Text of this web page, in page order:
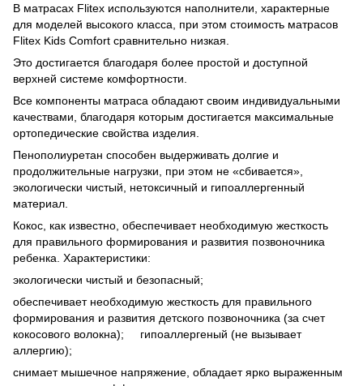
В матрасах Flitex используются наполнители, характерные
для моделей высокого класса, при этом стоимость матрасов
Flitex Kids Comfort сравнительно низкая.
Это достигается благодаря более простой и доступной
верхней системе комфортности.
Все компоненты матраса обладают своим индивидуальными
качествами, благодаря которым достигается максимальные
ортопедические свойства изделия.
Пенополиуретан способен выдерживать долгие и
продолжительные нагрузки, при этом не «сбивается»,
экологически чистый, нетоксичный и гипоаллергенный
материал.
Кокос, как известно, обеспечивает необходимую жесткость
для правильного формирования и развития позвоночника
ребенка. Характеристики:
экологически чистый и безопасный;
обеспечивает необходимую жесткость для правильного
формирования и развития детского позвоночника (за счет
кокосового волокна); гипоаллергеный (не вызывает
аллергию);
снимает мышечное напряжение, обладает ярко выраженным